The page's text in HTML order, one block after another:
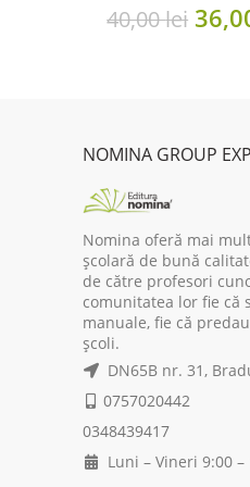
40,00lei
NOMINA GROUP
Nomina oferă mai
școlară de bună
de către profesori
comunitatea lor fie că
manuale, fie că
școli.
DN65B nr. 31,
0757020442
0348439417
Luni – Vineri 9:00 –